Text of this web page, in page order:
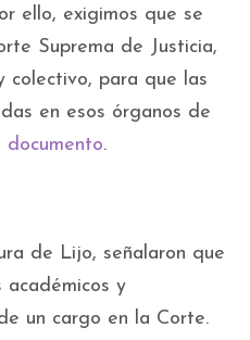
ello, exigimos que se
Suprema de Justicia,
colectivo, para que las
en esos órganos de
documento.
de Lijo, señalaron que
académicos y
un cargo en la Corte.